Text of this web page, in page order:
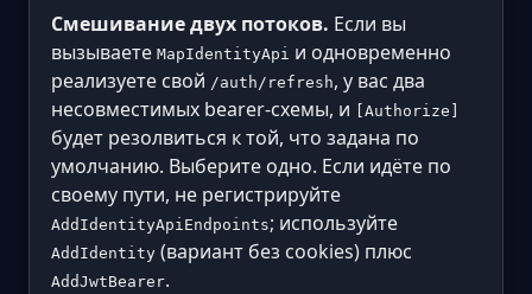
Смешивание двух потоков. Если вы
вызываете MapIdentityApi и одновременно
реализуете свой /auth/refresh, у вас два
несовместимых bearer-схемы, и
[Authorize]
будет резолвиться к той, что задана по
умолчанию. Выберите одно. Если идёте по
своему пути, не регистрируйте
AddIdentityApiEndpoints; используйте
AddIdentity (вариант без cookies) плюс
AddJwtBearer.